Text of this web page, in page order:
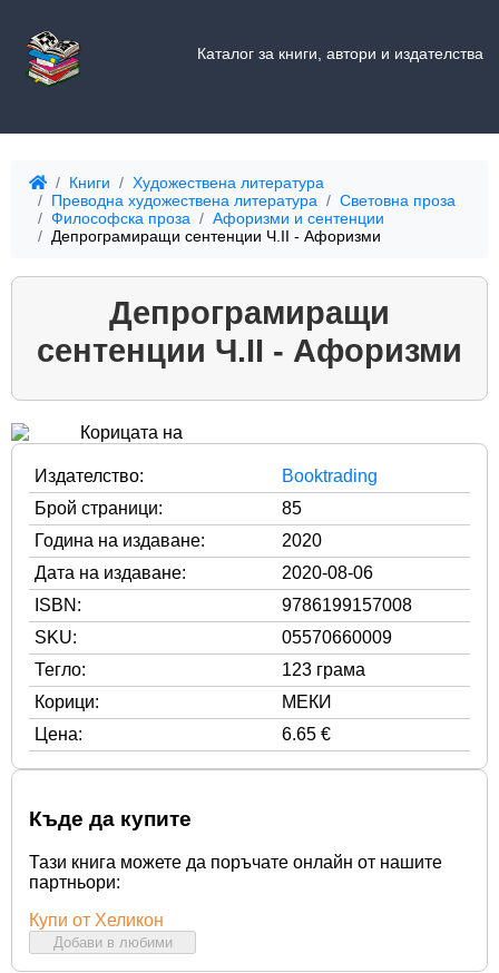
Каталог за книги, автори и издателства
Книги
Художествена литература
Преводна художествена литература
Световна проза
Философска проза
Афоризми и сентенции
Депрограмиращи сентенции Ч.II - Афоризми
Депрограмиращи
сентенции Ч.II - Афоризми
Издателство:
Booktrading
Брой страници:
85
Година на издаване:
2020
Дата на издаване:
2020-08-06
ISBN:
9786199157008
SKU:
05570660009
Тегло:
123 грама
Корици:
МЕКИ
Цена:
6.65 €
Къде да купите
Тази книга можете да поръчате онлайн от нашите
партньори:
Купи от Хеликон
Добави в любими